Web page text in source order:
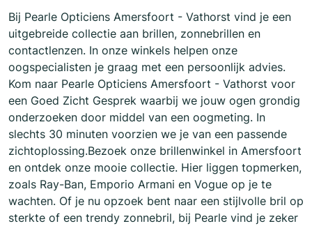
Bij Pearle Opticiens Amersfoort - Vathorst vind je een
uitgebreide collectie aan brillen, zonnebrillen en
contactlenzen. In onze winkels helpen onze
oogspecialisten je graag met een persoonlijk advies.
Kom naar Pearle Opticiens Amersfoort - Vathorst voor
een Goed Zicht Gesprek waarbij we jouw ogen grondig
onderzoeken door middel van een oogmeting. In
slechts 30 minuten voorzien we je van een passende
zichtoplossing.Bezoek onze brillenwinkel in Amersfoort
en ontdek onze mooie collectie. Hier liggen topmerken,
zoals Ray-Ban, Emporio Armani en Vogue op je te
wachten. Of je nu opzoek bent naar een stijlvolle bril op
sterkte of een trendy zonnebril, bij Pearle vind je zeker